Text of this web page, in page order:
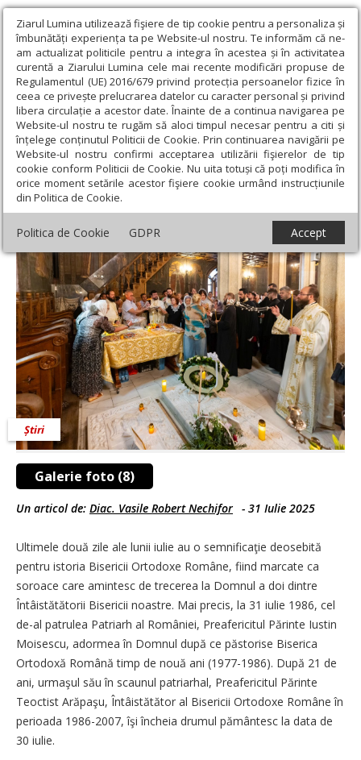
Ziarul Lumina utilizează fişiere de tip cookie pentru a personaliza și
îmbunătăți experiența ta pe Website-ul nostru. Te informăm că ne-
am actualizat politicile pentru a integra în acestea și în activitatea
curentă a Ziarului Lumina cele mai recente modificări propuse de
Regulamentul (UE) 2016/679 privind protecția persoanelor fizice în
ceea ce privește prelucrarea datelor cu caracter personal și privind
libera circulație a acestor date. Înainte de a continua navigarea pe
Website-ul nostru te rugăm să aloci timpul necesar pentru a citi și
înțelege conținutul Politicii de Cookie. Prin continuarea navigării pe
Website-ul nostru confirmi acceptarea utilizării fişierelor de tip
cookie conform Politicii de Cookie. Nu uita totuși că poți modifica în
orice moment setările acestor fişiere cookie urmând instrucțiunile
din Politica de Cookie.
Politica de Cookie GDPR Accept
Ziarul Lumina › Actualitate religioasă › Știri › Slujbă de pomenire
pentru doi Patriarhi ai României la Catedrala Patriarhală
Slujbă de pomenire pentru doi Patriarhi ai
României la Catedrala Patriarhală
Galerie foto (8)
Știri
Un articol de: Diac. Vasile Robert Nechifor - 31 Iulie 2025
Ultimele două zile ale lunii iulie au o semnificaţie deosebită
pentru istoria Bisericii Ortodoxe Române, fiind marcate ca
soroace care amintesc de trecerea la Domnul a doi dintre
Întâistătătorii Bisericii noastre. Mai precis, la 31 iulie 1986, cel
de-al patrulea Patriarh al României, Preafericitul Părinte Iustin
Moisescu, adormea în Domnul după ce păstorise Biserica
Ortodoxă Română timp de nouă ani (1977-1986). După 21 de
ani, urmaşul său în scaunul patriarhal, Preafericitul Părinte
Teoctist Arăpaşu, Întâistătător al Bisericii Ortodoxe Române în
perioada 1986-2007, îşi încheia drumul pământesc la data de
30 iulie.